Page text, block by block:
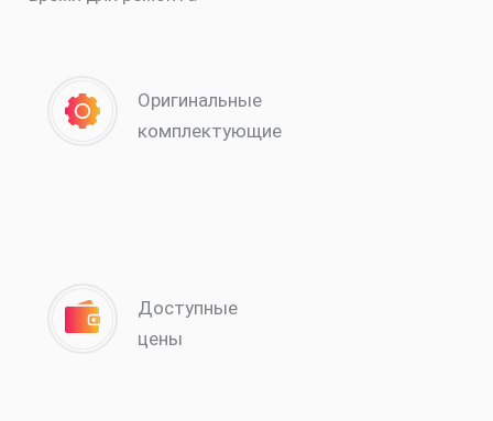
Оригинальные
комплектующие
Доступные
цены